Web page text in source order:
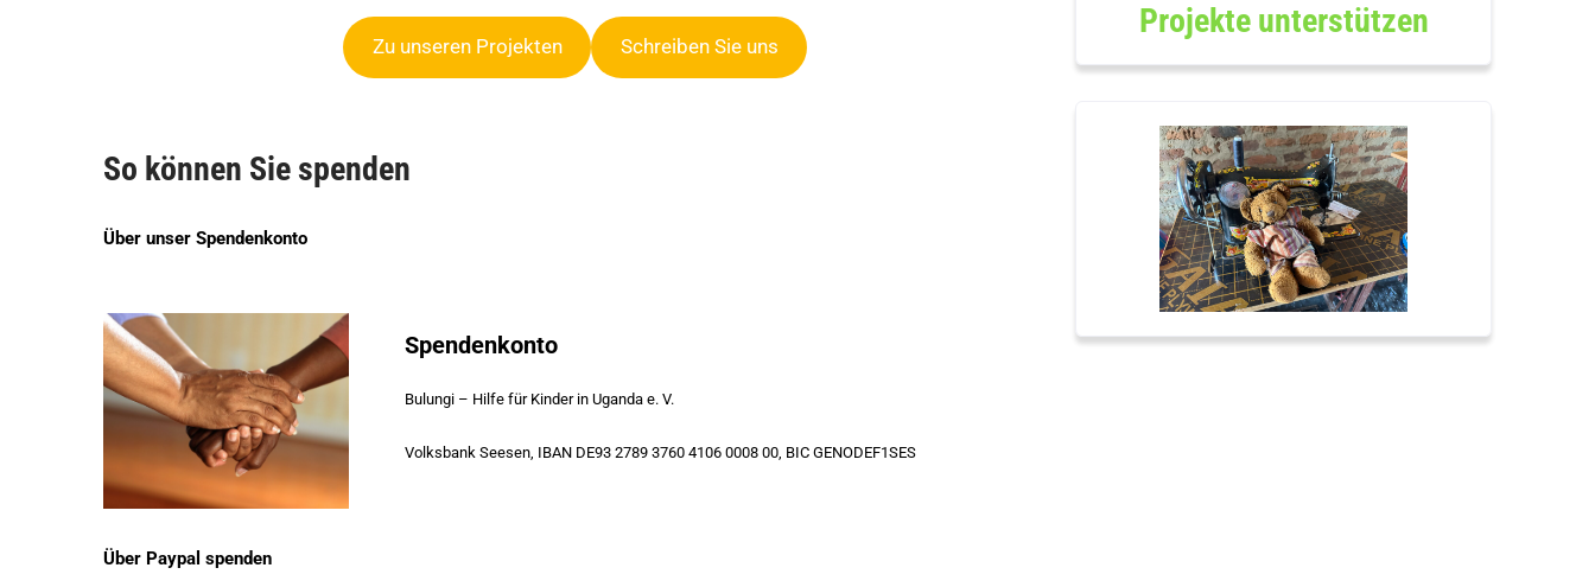
Zu unseren Projekten Schreiben Sie uns
So können Sie spenden
Über unser Spendenkonto
Spendenkonto
Bulungi – Hilfe für Kinder in Uganda e. V.
Volksbank Seesen, IBAN DE93 2789 3760 4106 0008 00, BIC GENODEF1SES
Über Paypal spenden
Projekte unterstützen